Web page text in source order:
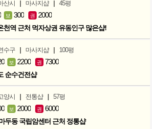
산시 | 마사지샵 | 45평
보 300 권 2000
천역 근처 먹자상권 유동인구 많은샵!
수구 | 마사지샵 | 100평
보 2200 권 7300
순수건전샵
양시 | 전통샵 | 57평
보 2000 권 6000
두동 국립암센터 근처 정통샵